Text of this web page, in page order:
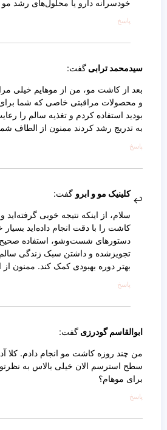
خودسرانه دارو یا محلول‌های رشد مو
پاسخ
سیدمحمد ترابی گفت:
بعد از کاشت مو، من از موهایم خیلی
و محصولات مراقبتی خاصی که شما برای
بودید استفاده کردم و تغذیه سالم را
به تدریج رشد کردند ممنون از الطاف
پاسخ
کلینیک مو و ابرو گفت:
سلام، از اینکه نتیجه خوبی گرفته‌اید
کاشت را با دقت انجام داده‌اید
دستورهای شست‌وشو، استفاده
تجویزشده و داشتن سبک زندگی
بهتر دوره بهبودی کمک کند. ممنون
پاسخ
ابوالقاسم گودرزی گفت:
من چند روزه کاشت مو انجام دادم.
سطح استرسم الان خیلی بالاس به
برای موهام؟
پاسخ